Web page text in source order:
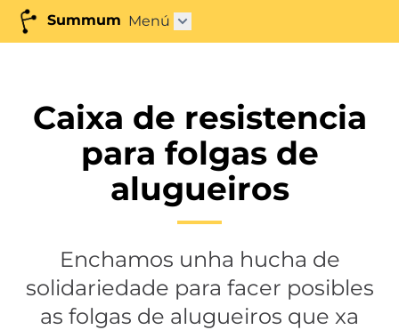
Summum Menú Abrir submenú"
Caixa de resistencia
para folgas de
alugueiros
Enchamos unha hucha de
solidariedade para facer posibles
as folgas de alugueiros que xa